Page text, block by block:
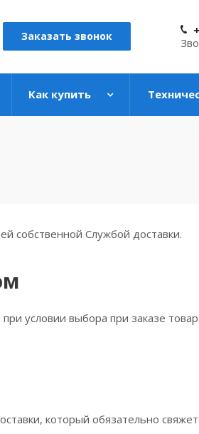
Заказать звонок
Как купить
собственной Службой доставки.
условии выбора при заказе
который обязательно